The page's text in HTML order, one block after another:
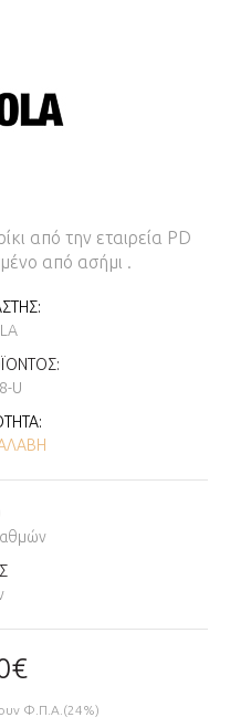
από την εταιρεία PD
από ασήμι .
U
Φ.Π.Α.(24%)